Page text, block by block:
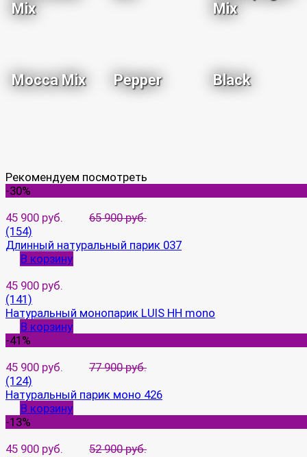
Mix Mix
Mocca Mix Pepper Black
Рекомендуем посмотреть
-30%
45 900 руб.
65 900 руб.
(154)
Длинный натуральный парик 037
В корзину
45 900 руб.
(141)
Натуральный монопарик LUIS HH mono
В корзину
-41%
45 900 руб.
77 900 руб.
(124)
Натуральный парик моно 426
В корзину
-13%
45 900 руб.
52 900 руб.